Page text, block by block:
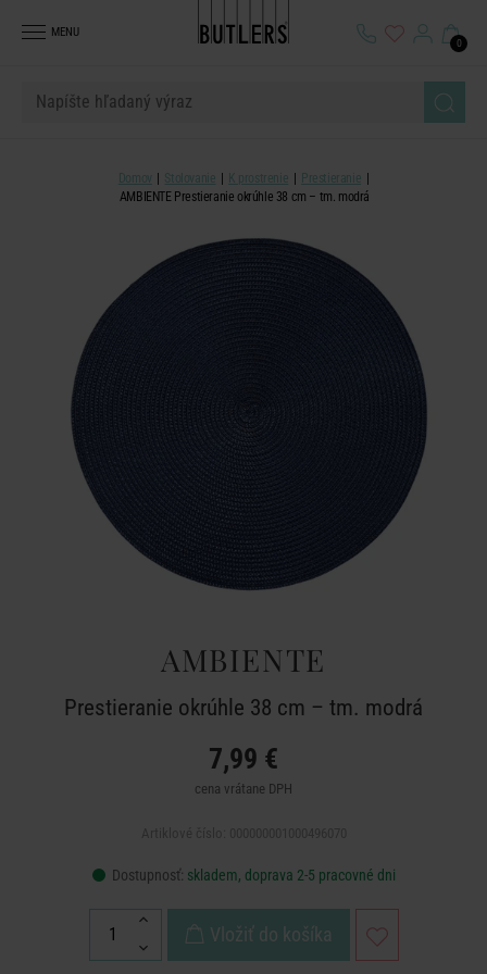
MENU
0
Domov Stolovanie K prostrenie
Prestieranie
AMBIENTE Prestieranie okrúhle 38 cm – tm. modrá
AMBIENTE
Prestieranie okrúhle 38 cm – tm. modrá
7,99 €
cena vrátane DPH
Dostupnosť: skladem, doprava 2-5 pracovné dni
Vložiť do košíka